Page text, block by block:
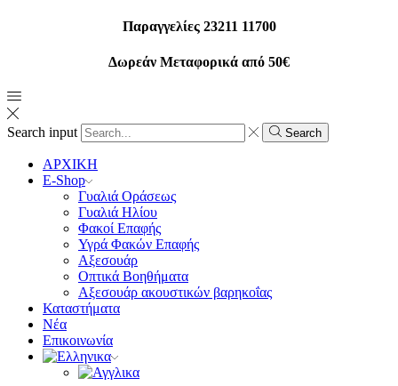
Παραγγελίες 23211 11700
Δωρεάν Μεταφορικά από 50€
Search input Search
ΑΡΧΙΚΗ
E-Shop
Γυαλιά Οράσεως
Γυαλιά Ηλίου
Φακοί Επαφής
Υγρά Φακών Επαφής
Αξεσουάρ
Οπτικά Βοηθήματα
Αξεσουάρ ακουστικών βαρηκοΐας
Καταστήματα
Νέα
Επικοινωνία